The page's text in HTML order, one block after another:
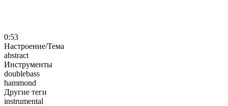
0:53
Настроение/Тема
abstract
Инструменты
doublebass
hammond
Другие теги
instrumental